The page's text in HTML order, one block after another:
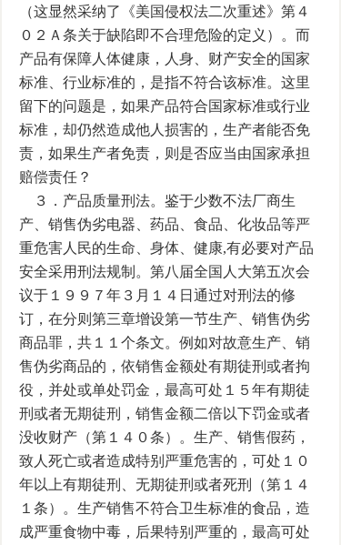
（这显然采纳了《美国侵权法二次重述》第４
０２Ａ条关于缺陷即不合理危险的定义）。而
产品有保障人体健康，人身、财产安全的国家
标准、行业标准的，是指不符合该标准。这里
留下的问题是，如果产品符合国家标准或行业
标准，却仍然造成他人损害的，生产者能否免
责，如果生产者免责，则是否应当由国家承担
赔偿责任？
３．产品质量刑法。鉴于少数不法厂商生
产、销售伪劣电器、药品、食品、化妆品等严
重危害人民的生命、身体、健康,有必要对产品
安全采用刑法规制。第八届全国人大第五次会
议于１９９７年３月１４日通过对刑法的修
订，在分则第三章增设第一节生产、销售伪劣
商品罪，共１１个条文。例如对故意生产、销
售伪劣商品的，依销售金额处有期徒刑或者拘
役，并处或单处罚金，最高可处１５年有期徒
刑或者无期徒刑，销售金额二倍以下罚金或者
没收财产（第１４０条）。生产、销售假药，
致人死亡或者造成特别严重危害的，可处１０
年以上有期徒刑、无期徒刑或者死刑（第１４
１条）。生产销售不符合卫生标准的食品，造
成严重食物中毒，后果特别严重的，最高可处